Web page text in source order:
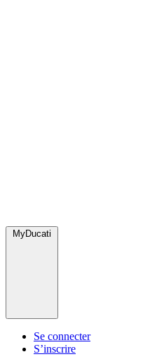
MyDucati
Se connecter
S’inscrire